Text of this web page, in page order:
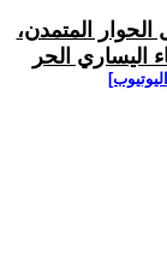
الحوار المتمدن،
اليساري الحر